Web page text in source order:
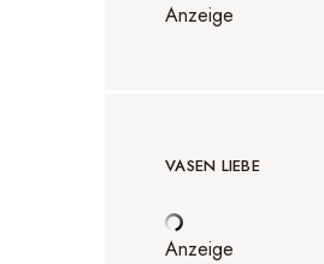
Anzeige
VASEN LIEBE
Anzeige